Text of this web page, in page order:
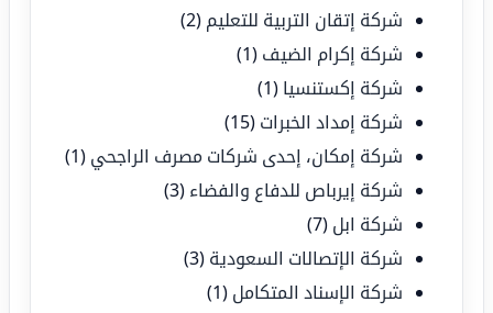
شركة إتقان التربية للتعليم (2)
شركة إكرام الضيف (1)
شركة إكستنسيا (1)
شركة إمداد الخبرات (15)
شركة إمكان، إحدى شركات مصرف الراجحي (1)
شركة إيرباص للدفاع والفضاء (3)
شركة ابل (7)
شركة الإتصالات السعودية (3)
شركة الإسناد المتكامل (1)